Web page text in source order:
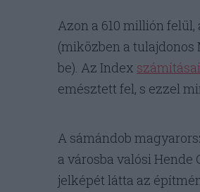
Azon a 610 millión
(miközben a
be). Az Index
emésztett fel, s ezzel
A sámándob
a városba valósi
jelképét látta az